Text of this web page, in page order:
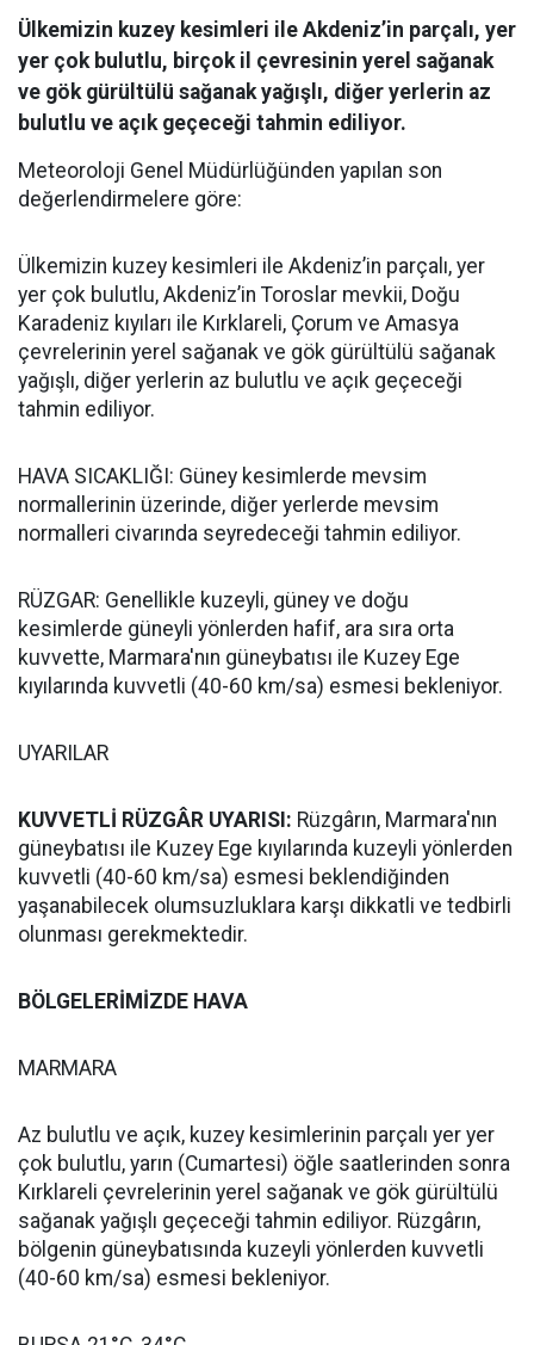
Ülkemizin kuzey kesimleri ile Akdeniz’in parçalı, yer
yer çok bulutlu, birçok il çevresinin yerel sağanak
ve gök gürültülü sağanak yağışlı, diğer yerlerin az
bulutlu ve açık geçeceği tahmin ediliyor.
Meteoroloji Genel Müdürlüğünden yapılan son
değerlendirmelere göre:
Ülkemizin kuzey kesimleri ile Akdeniz’in parçalı, yer
yer çok bulutlu, Akdeniz’in Toroslar mevkii, Doğu
Karadeniz kıyıları ile Kırklareli, Çorum ve Amasya
çevrelerinin yerel sağanak ve gök gürültülü sağanak
yağışlı, diğer yerlerin az bulutlu ve açık geçeceği
tahmin ediliyor.
HAVA SICAKLIĞI: Güney kesimlerde mevsim
normallerinin üzerinde, diğer yerlerde mevsim
normalleri civarında seyredeceği tahmin ediliyor.
RÜZGAR: Genellikle kuzeyli, güney ve doğu
kesimlerde güneyli yönlerden hafif, ara sıra orta
kuvvette, Marmara'nın güneybatısı ile Kuzey Ege
kıyılarında kuvvetli (40-60 km/sa) esmesi bekleniyor.
UYARILAR
KUVVETLİ RÜZGÂR UYARISI: Rüzgârın, Marmara'nın
güneybatısı ile Kuzey Ege kıyılarında kuzeyli yönlerden
kuvvetli (40-60 km/sa) esmesi beklendiğinden
yaşanabilecek olumsuzluklara karşı dikkatli ve tedbirli
olunması gerekmektedir.
BÖLGELERİMİZDE HAVA
MARMARA
Az bulutlu ve açık, kuzey kesimlerinin parçalı yer yer
çok bulutlu, yarın (Cumartesi) öğle saatlerinden sonra
Kırklareli çevrelerinin yerel sağanak ve gök gürültülü
sağanak yağışlı geçeceği tahmin ediliyor. Rüzgârın,
bölgenin güneybatısında kuzeyli yönlerden kuvvetli
(40-60 km/sa) esmesi bekleniyor.